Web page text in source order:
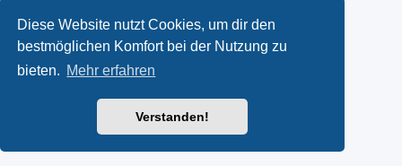
Diese Website nutzt Cookies, um dir den
bestmöglichen Komfort bei der Nutzung zu
bieten. Mehr erfahren
Verstanden!